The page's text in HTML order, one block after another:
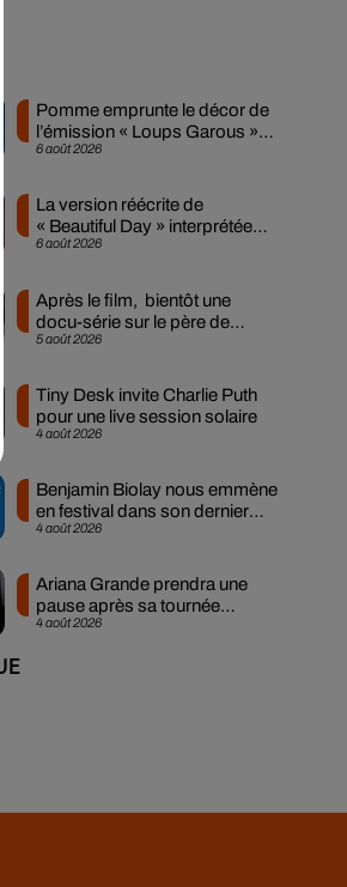
6 août 2026
Pomme emprunte le décor de
l’émission « Loups Garous »
pour son...
6 août 2026
La version réécrite de
« Beautiful Day » interprétée
lors des...
5 août 2026
Après le film, bientôt une
docu-série sur le père de
Michael Jackson
4 août 2026
Tiny Desk invite Charlie Puth
pour une live session solaire
4 août 2026
Benjamin Biolay nous emmène
en festival dans son dernier
clip
4 août 2026
Ariana Grande prendra une
pause après sa tournée
mondiale